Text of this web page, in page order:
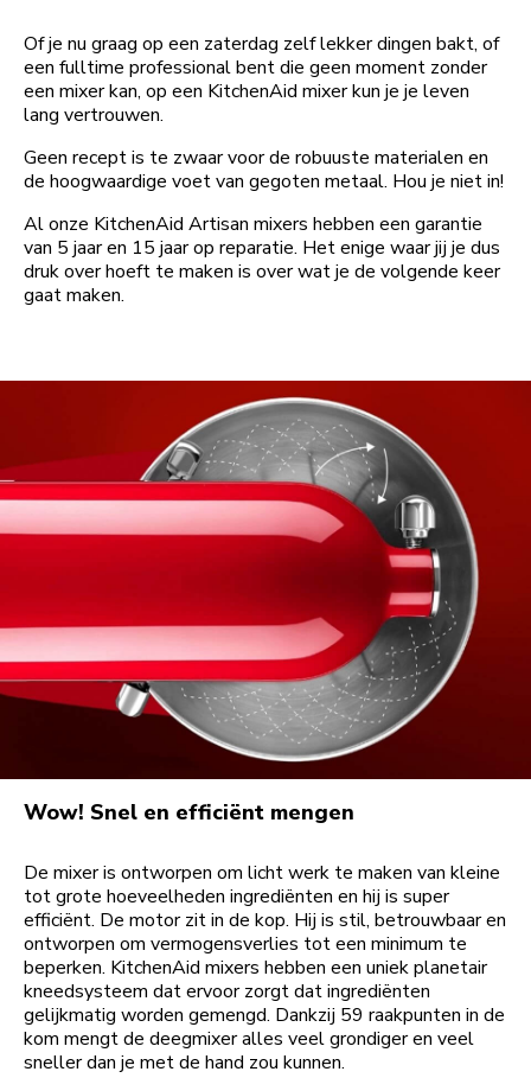
Of je nu graag op een zaterdag zelf lekker dingen bakt, of
een fulltime professional bent die geen moment zonder
een mixer kan, op een KitchenAid mixer kun je je leven
lang vertrouwen.
Geen recept is te zwaar voor de robuuste materialen en
de hoogwaardige voet van gegoten metaal. Hou je niet in!
Al onze KitchenAid Artisan mixers hebben een garantie
van 5 jaar en 15 jaar op reparatie. Het enige waar jij je dus
druk over hoeft te maken is over wat je de volgende keer
gaat maken.
Wow! Snel en efficiënt mengen
De mixer is ontworpen om licht werk te maken van kleine
tot grote hoeveelheden ingrediënten en hij is super
efficiënt. De motor zit in de kop. Hij is stil, betrouwbaar en
ontworpen om vermogensverlies tot een minimum te
beperken. KitchenAid mixers hebben een uniek planetair
kneedsysteem dat ervoor zorgt dat ingrediënten
gelijkmatig worden gemengd. Dankzij 59 raakpunten in de
kom mengt de deegmixer alles veel grondiger en veel
sneller dan je met de hand zou kunnen.